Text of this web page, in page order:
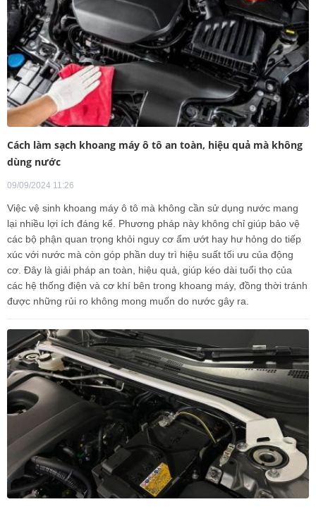
Cách làm sạch khoang máy ô tô an toàn, hiệu quả mà không
dùng nước
09/09/2024 11:26
Việc vệ sinh khoang máy ô tô mà không cần sử dụng nước mang
lại nhiều lợi ích đáng kể. Phương pháp này không chỉ giúp bảo vệ
các bộ phận quan trọng khỏi nguy cơ ẩm ướt hay hư hỏng do tiếp
xúc với nước mà còn góp phần duy trì hiệu suất tối ưu của động
cơ. Đây là giải pháp an toàn, hiệu quả, giúp kéo dài tuổi thọ của
các hệ thống điện và cơ khí bên trong khoang máy, đồng thời tránh
được những rủi ro không mong muốn do nước gây ra.